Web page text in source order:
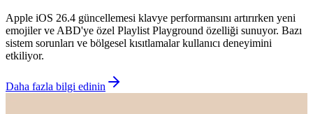
Apple iOS 26.4 güncellemesi klavye performansını artırırken yeni
emojiler ve ABD'ye özel Playlist Playground özelliği sunuyor. Bazı
sistem sorunları ve bölgesel kısıtlamalar kullanıcı deneyimini
etkiliyor.
Daha fazla bilgi edinin